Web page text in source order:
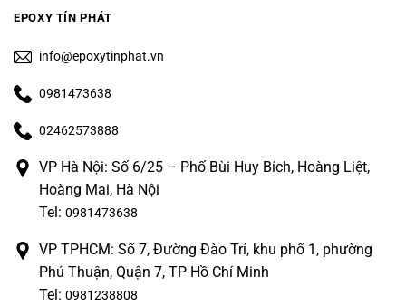
EPOXY TÍN PHÁT
info@epoxytinphat.vn
0981473638
02462573888
VP Hà Nội: Số 6/25 – Phố Bùi Huy Bích, Hoàng Liệt,
Hoàng Mai, Hà Nội
Tel: 0981473638
VP TPHCM: Số 7, Đường Đào Trí, khu phố 1, phường
Phú Thuận, Quận 7, TP Hồ Chí Minh
Tel: 0981238808